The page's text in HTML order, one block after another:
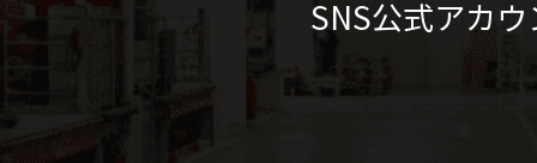
SNS公式アカ